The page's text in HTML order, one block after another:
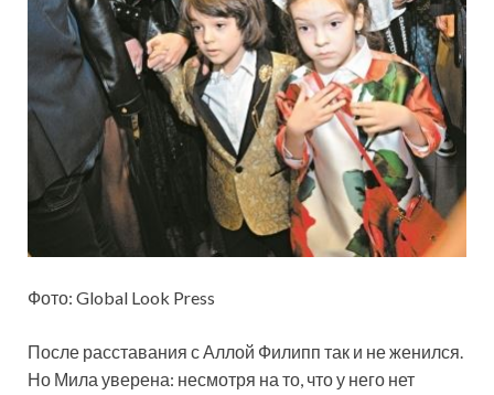
Фото: Global Look Press
После расставания с Аллой Филипп так и не женился.
Но Мила уверена: несмотря на то, что у него нет